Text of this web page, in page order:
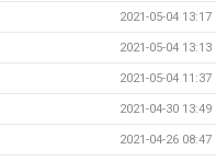
2021-05-04 13:17
2021-05-04 13:13
2021-05-04 11:37
2021-04-30 13:49
2021-04-26 08:47